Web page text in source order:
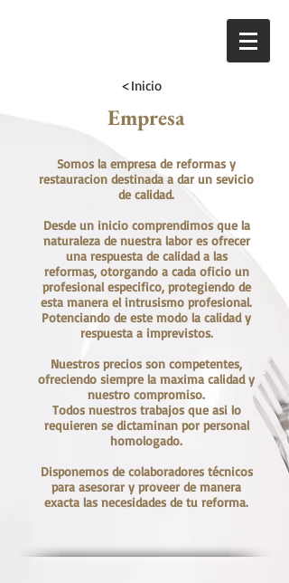
<Inicio
Empresa
Somos la empresa de reformas y
restauracion destinada a dar un sevicio
de calidad.
Desde un inicio comprendimos que la
naturaleza de nuestra labor es ofrecer
una respuesta de calidad a las
reformas, otorgando a cada oficio un
profesional especifico, protegiendo de
esta manera el intrusismo profesional.
Potenciando de este modo la calidad y
respuesta a imprevistos.
Nuestros precios son competentes,
ofreciendo siempre la maxima calidad y
nuestro compromiso.
Todos nuestros trabajos que asi lo
requieren se dictaminan por personal
homologado.
Disponemos de colaboradores técnicos
para asesorar y proveer de manera
exacta las necesidades de tu reforma.